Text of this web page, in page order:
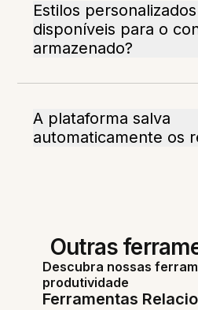
Estilos
disponíveis para o
armazenado?
A plataforma salva
automaticamente os
Outras
Descubra nossas
produtividade
Ferramentas